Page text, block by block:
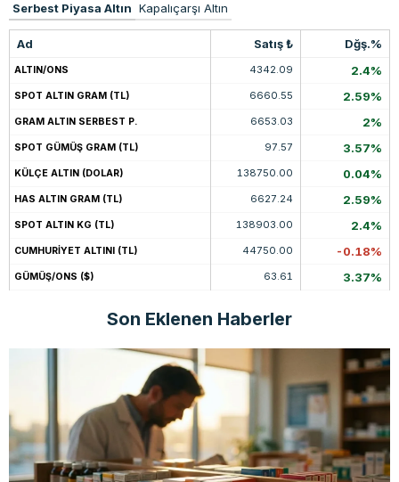
Serbest Piyasa Altın Kapalıçarşı Altın
Ad Satış ₺ Dğş.%
ALTIN/ONS 4342.09 2.4%
SPOT ALTIN GRAM (TL) 6660.55 2.59%
GRAM ALTIN SERBEST P. 6653.03 2%
SPOT GÜMÜŞ GRAM (TL) 97.57 3.57%
KÜLÇE ALTIN (DOLAR) 138750.00 0.04%
HAS ALTIN GRAM (TL) 6627.24 2.59%
SPOT ALTIN KG (TL) 138903.00 2.4%
CUMHURİYET ALTINI (TL) 44750.00 -0.18%
GÜMÜŞ/ONS ($) 63.61 3.37%
Son Eklenen Haberler